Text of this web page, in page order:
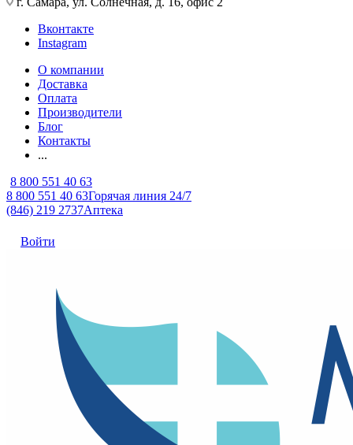
Вконтакте
Instagram
О компании
Доставка
Оплата
Производители
Блог
Контакты
...
8 800 551 40 63
8 800 551 40 63Горячая линия 24/7
(846) 219 2737Аптека
Войти